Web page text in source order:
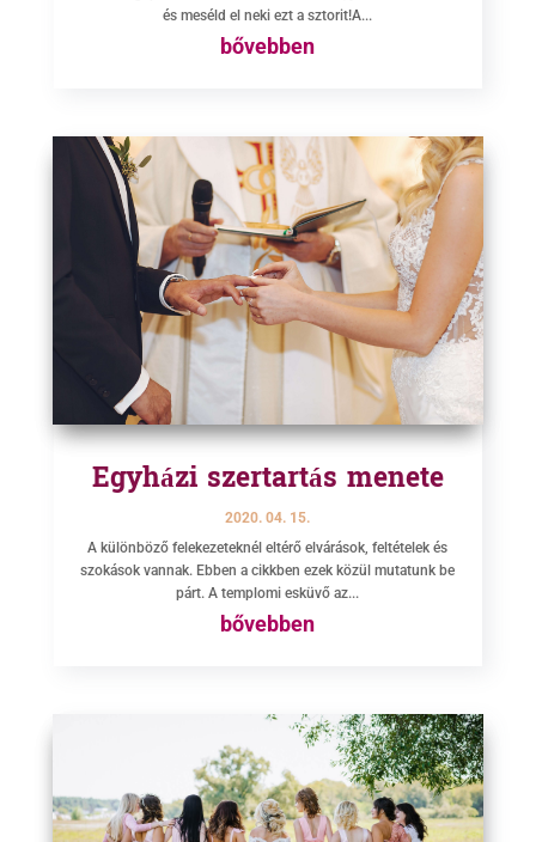
és meséld el neki ezt a sztorit!A...
bővebben
Egyházi szertartás menete
2020. 04. 15.
A különböző felekezeteknél eltérő elvárások, feltételek és
szokások vannak. Ebben a cikkben ezek közül mutatunk be
párt. A templomi esküvő az...
bővebben